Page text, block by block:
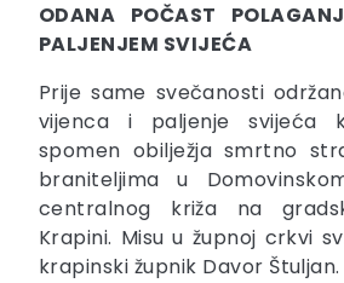
ODANA POČAST
PALJENJEM SVIJEĆA
Prije same svečanosti
vijenca i paljenje svijeća
spomen obilježja smrtno
braniteljima u
centralnog križa na
Krapini. Misu u župnoj crkvi
krapinski župnik Davor Štuljan.